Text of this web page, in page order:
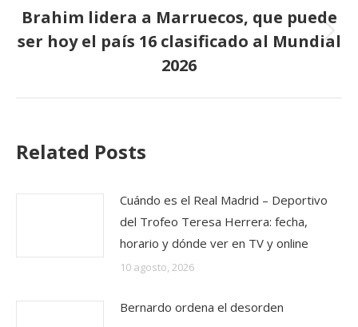
Publicación
siguiente:
Brahim lidera a Marruecos, que puede
ser hoy el país 16 clasificado al Mundial
2026
Related Posts
Cuándo es el Real Madrid – Deportivo
del Trofeo Teresa Herrera: fecha,
horario y dónde ver en TV y online
10 agosto, 2026
Bernardo ordena el desorden